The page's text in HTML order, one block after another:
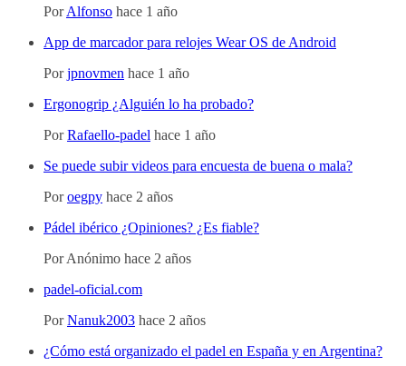
PorAlfonso hace 1 año
App de marcador para relojes Wear OS de Android
Porjpnovmen hace 1 año
Ergonogrip ¿Alguién lo ha probado?
PorRafaello-padel hace 1 año
Se puede subir videos para encuesta de buena o mala?
Poroegpy hace 2 años
Pádel ibérico ¿Opiniones? ¿Es fiable?
PorAnónimo hace 2 años
padel-oficial.com
PorNanuk2003 hace 2 años
¿Cómo está organizado el padel en España y en Argentina?